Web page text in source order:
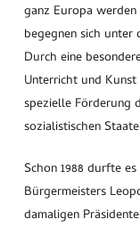
ganz Europa
begegnen sich
Durch eine
Unterricht und
spezielle Förderung
sozialistischen
Schon 1988 durfte
Bürgermeisters
damaligen